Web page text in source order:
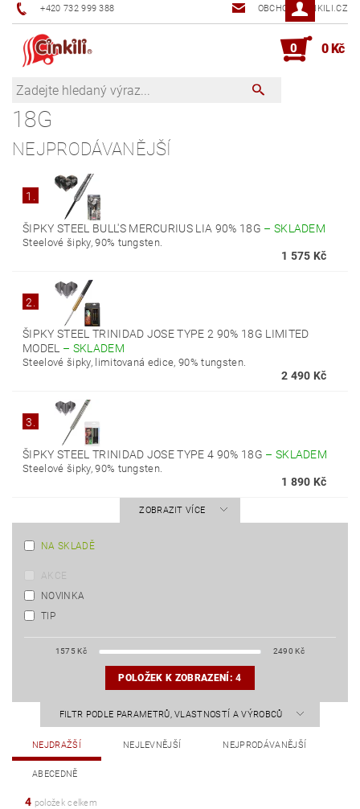
+420 732 999 388 OBCHOD@CINKILI.CZ
0 0 Kč
18G
NEJPRODÁVANĚJŠÍ
1.
ŠIPKY STEEL BULL'S MERCURIUS LIA 90% 18G – SKLADEM
Steelové šipky, 90% tungsten.
1 575 Kč
2.
ŠIPKY STEEL TRINIDAD JOSE TYPE 2 90% 18G LIMITED
MODEL – SKLADEM
Steelové šipky, limitovaná edice, 90% tungsten.
2 490 Kč
3.
ŠIPKY STEEL TRINIDAD JOSE TYPE 4 90% 18G – SKLADEM
Steelové šipky, 90% tungsten.
1 890 Kč
ZOBRAZIT VÍCE
NA SKLADĚ
AKCE
NOVINKA
TIP
1575Kč 2490 Kč
POLOŽEK K ZOBRAZENÍ:4
FILTR PODLE PARAMETRŮ, VLASTNOSTÍ A VÝROBCŮ
NEJDRAŽŠÍ NEJLEVNĚJŠÍ NEJPRODÁVANĚJŠÍ
ABECEDNĚ
4 položek celkem